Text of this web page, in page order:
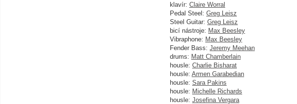
klavír: Claire Worral
Pedal Steel: Greg Leisz
Steel Guitar: Greg Leisz
bicí nástroje: Max Beesley
Vibraphone: Max Beesley
Fender Bass: Jeremy Meehan
drums: Matt Chamberlain
housle: Charlie Bisharat
housle: Armen Garabedian
housle: Sara Pakins
housle: Michelle Richards
housle: Josefina Vergara